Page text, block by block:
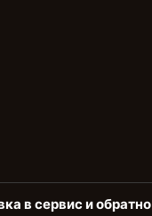
в сервис и обратно